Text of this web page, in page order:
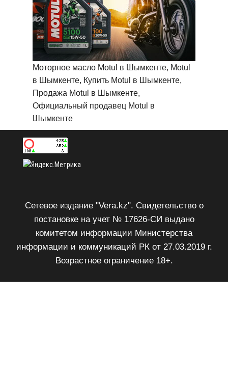
Моторное масло Motul в Шымкенте, Motul
в Шымкенте, Купить Motul в Шымкенте,
Продажа Motul в Шымкенте,
Официальный продавец Motul в
Шымкенте
Сетевое издание "Vera.kz". Свидетельство о
постановке на учет № 17626-СИ выдано
комитетом информации Министерства
информации и коммуникаций РК от 27.03.2019 г.
Возрастное ограничение 18+.